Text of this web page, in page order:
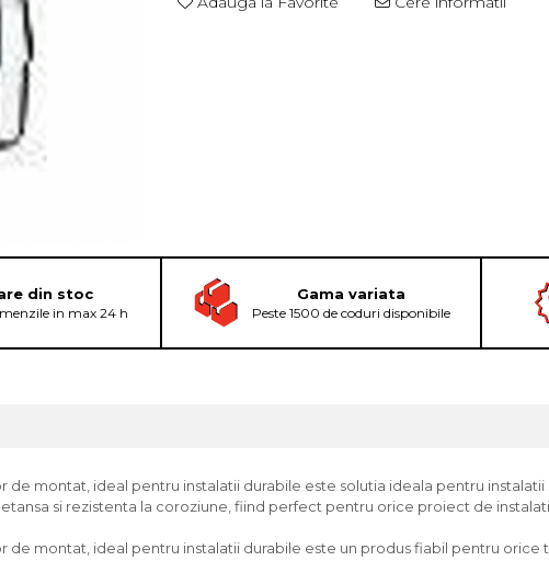
din stoc
in max 24 h
Gama variata
Peste 1500 de coduri disponibile
de montat, ideal pentru instalatii durabile este solutia ideala pentru
si rezistenta la coroziune, fiind perfect pentru orice proiect de
de montat, ideal pentru instalatii durabile este un produs fiabil pentru orice